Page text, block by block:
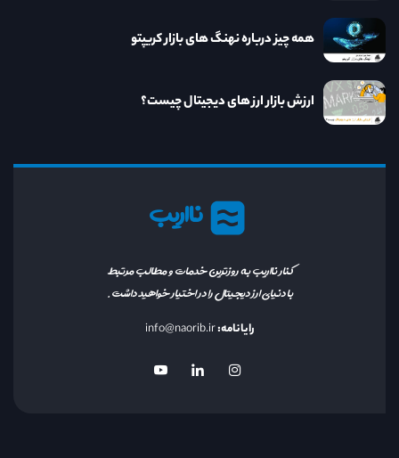
نااریب
کنار نااریب به روزترین خدمات و مطالب مرتبط
با دنیای ارز دیجیتال را در اختیار خواهید داشت.
رایانامه:info@naorib.ir
همه چیز درباره نهنگ های بازار کریپتو
ارزش بازار ارز های دیجیتال چیست؟